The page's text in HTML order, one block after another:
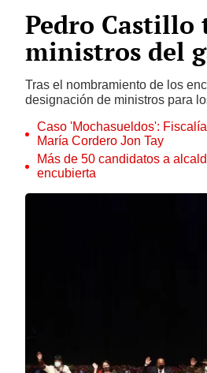
Pedro Castillo
ministros del
Tras el nombramiento de los
designación de ministros para
Caso 'Mochasueldos':
María Cordero Jon Tay
Más de 50 candidatos a
encubierta